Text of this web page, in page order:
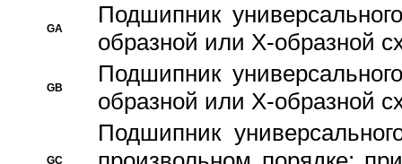
GA
Подшипник
образной или Х-образной
GB
Подшипник
образной или Х-образной
GC
Подшипник